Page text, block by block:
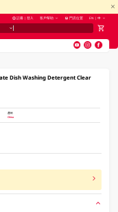
註冊 | 登入 客戶幫助 門店位置 EN | 中
Dish Washing Detergent Clear
產地
China